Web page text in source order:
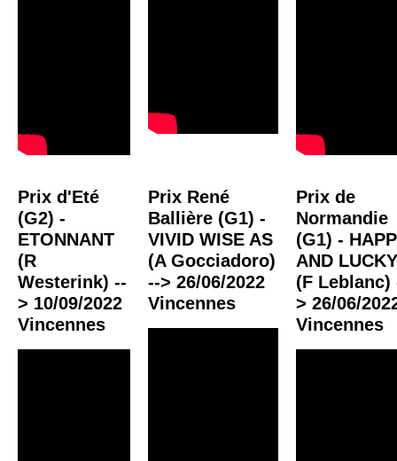
Prix d'Eté
(G2) -
ETONNANT
(R
Westerink) --
> 10/09/2022
Vincennes
Prix René
Ballière (G1) -
VIVID WISE AS
(A Gocciadoro)
--> 26/06/2022
Vincennes
Prix de
Normandie
(G1) -
AND LUCKY
(F Leblanc)
> 26/06/
Vincennes